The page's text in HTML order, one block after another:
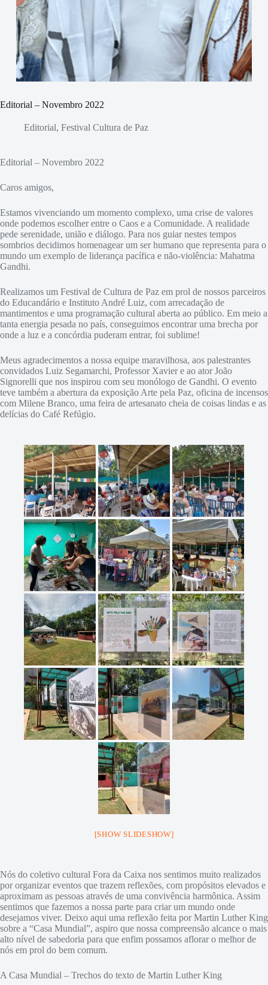
Editorial – Novembro 2022
Editorial, Festival Cultura de Paz
Editorial – Novembro 2022
Caros amigos,
Estamos vivenciando um momento complexo, uma crise de valores
onde podemos escolher entre o Caos e a Comunidade. A realidade
pede serenidade, união e diálogo. Para nos guiar nestes tempos
sombrios decidimos homenagear um ser humano que representa para o
mundo um exemplo de liderança pacífica e não-violência: Mahatma
Gandhi.
Realizamos um Festival de Cultura de Paz em prol de nossos parceiros
do Educandário e Instituto André Luiz, com arrecadação de
mantimentos e uma programação cultural aberta ao público. Em meio a
tanta energia pesada no país, conseguimos encontrar uma brecha por
onde a luz e a concórdia puderam entrar, foi sublime!
Meus agradecimentos a nossa equipe maravilhosa, aos palestrantes
convidados Luiz Segamarchi, Professor Xavier e ao ator João
Signorelli que nos inspirou com seu monólogo de Gandhi. O evento
teve também a abertura da exposição Arte pela Paz, oficina de incensos
com Milene Branco, uma feira de artesanato cheia de coisas lindas e as
delícias do Café Refúgio.
[SHOW SLIDESHOW]
Nós do coletivo cultural Fora da Caixa nos sentimos muito realizados
por organizar eventos que trazem reflexões, com propósitos elevados e
aproximam as pessoas através de uma convivência harmônica. Assim
sentimos que fazemos a nossa parte para criar um mundo onde
desejamos viver. Deixo aqui uma reflexão feita por Martin Luther King
sobre a “Casa Mundial”, aspiro que nossa compreensão alcance o mais
alto nível de sabedoria para que enfim possamos aflorar o melhor de
nós em prol do bem comum.
A Casa Mundial – Trechos do texto de Martin Luther King